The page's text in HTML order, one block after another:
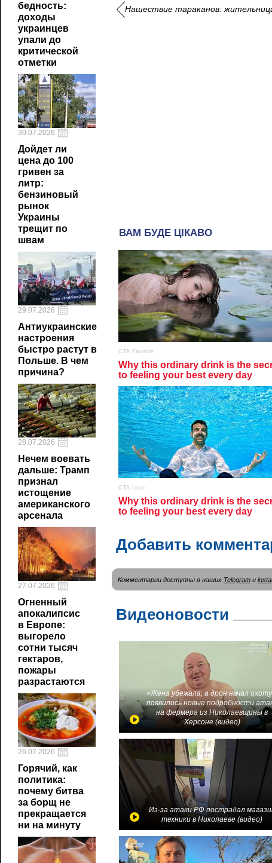
бедность:
доходы
украинцев
упали до
критической
отметки
30.07.2026
Дойдет ли
цена до 100
гривен за
литр:
бензиновый
рынок
Украины
трещит по
швам
29.07.2026
Антиукраинские
настроения
быстро растут в
Польше. В чем
причина?
28.07.2026
Нечем воевать
дальше: Трамп
признал
истощение
американского
арсенала
27.07.2026
Огненный
апокалипсис
в Европе:
выгорело
сотни тысяч
гектаров,
пожары
разрастаются
26.07.2026
Горячий, как
политика:
почему битва
за борщ не
прекращается
ни на минуту
Нашествие тараканов:
Добавить
Комментарии доступны в наших Telegram и
Видеоновости
«Жена убежала, а дрон начал
появились новые подробности
на фермера из Николаевщины в
Херсоне (видео)
Из-за атаки РФ пострадал
техники в Николаеве (видео)